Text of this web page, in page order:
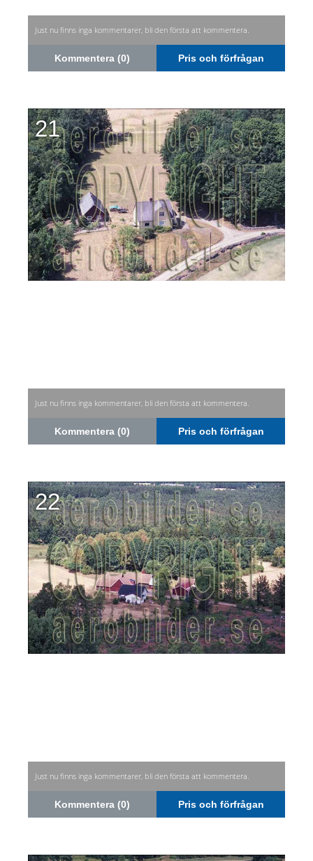
Just nu finns inga kommentarer, bli den första att kommentera.
Kommentera (0) Pris och förfrågan
21
Just nu finns inga kommentarer, bli den första att kommentera.
Kommentera (0) Pris och förfrågan
22
Just nu finns inga kommentarer, bli den första att kommentera.
Kommentera (0) Pris och förfrågan